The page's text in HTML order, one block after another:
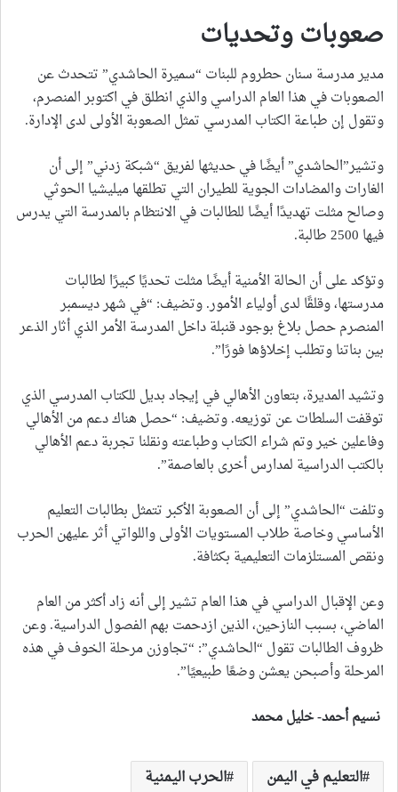
صعوبات وتحديات
مدير مدرسة سنان حطروم للبنات “سميرة الحاشدي” تتحدث عن
الصعوبات في هذا العام الدراسي والذي انطلق في اكتوبر المنصرم،
وتقول إن طباعة الكتاب المدرسي تمثل الصعوبة الأولى لدى الإدارة.
وتشير”الحاشدي” أيضًا في حديثها لفريق “شبكة زدني” إلى أن
الغارات والمضادات الجوية للطيران التي تطلقها ميليشيا الحوثي
وصالح مثلت تهديدًا أيضًا للطالبات في الانتظام بالمدرسة التي يدرس
فيها 2500 طالبة.
وتؤكد على أن الحالة الأمنية أيضًا مثلت تحديًا كبيرًا لطالبات
مدرستها، وقلقًا لدى أولياء الأمور. وتضيف: “في شهر ديسمبر
المنصرم حصل بلاغ بوجود قنبلة داخل المدرسة الأمر الذي أثار الذعر
بين بناتنا وتطلب إخلاؤها فورًا”.
وتشيد المديرة، بتعاون الأهالي في إيجاد بديل للكتاب المدرسي الذي
توقفت السلطات عن توزيعه. وتضيف: “حصل هناك دعم من الأهالي
وفاعلين خير وتم شراء الكتاب وطباعته ونقلنا تجربة دعم الأهالي
بالكتب الدراسية لمدارس أخرى بالعاصمة”.
وتلفت “الحاشدي” إلى أن الصعوبة الأكبر تتمثل بطالبات التعليم
الأساسي وخاصة طلاب المستويات الأولى واللواتي أثر عليهن الحرب
ونقص المستلزمات التعليمية بكثافة.
وعن الإقبال الدراسي في هذا العام تشير إلى أنه زاد أكثر من العام
الماضي، بسبب النازحين، الذين ازدحمت بهم الفصول الدراسية. وعن
ظروف الطالبات تقول “الحاشدي”: “تجاوزن مرحلة الخوف في هذه
المرحلة وأصبحن يعشن وضعًا طبيعيًا”.
نسيم أحمد- خليل محمد
التعليم في اليمن
الحرب اليمنية